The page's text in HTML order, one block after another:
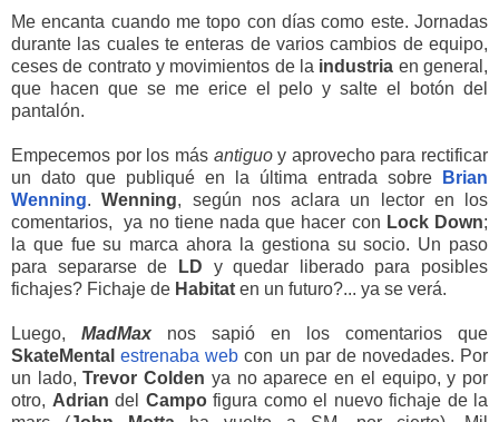
Me encanta cuando me topo con días como este. Jornadas
durante las cuales te enteras de varios cambios de equipo,
ceses de contrato y movimientos de la industria en general,
que hacen que se me erice el pelo y salte el botón del
pantalón.
Empecemos por los más antiguoy aprovecho para rectificar
un dato que publiqué en la última entrada sobre
Brian
Wenning.Wenning, según nos aclara un lector en los
comentarios, ya no tiene nada que hacer con Lock Down;
la que fue su marca ahora la gestiona su socio. Un paso
para separarse de
LD y quedar liberado para posibles
fichajes? Fichaje de Habitat en un futuro?... ya se verá.
Luego, MadMax nos sapió en los comentarios que
SkateMental estrenaba web con un par de novedades. Por
un lado,Trevor Colden ya no aparece en el equipo, y por
otro, Adrian del Campofigura como el nuevo fichaje de la